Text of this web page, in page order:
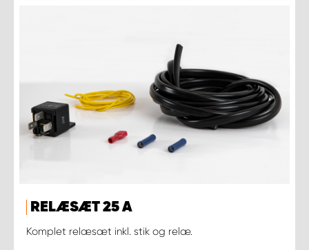
RELÆSÆT 25 A
Komplet relæsæt inkl. stik og relæ.